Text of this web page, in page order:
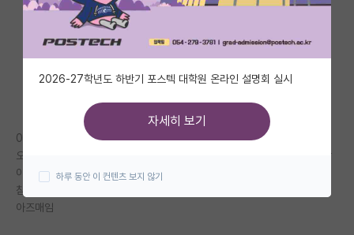
IF 명예의전당
자유 게시판(아무개랩)
미국 유학 게시판
미국 대학원 합격 후기 게시판
대학원 합격 후기 게시판
연구실(PI) 홍보 게시판
0. 주의사항
오로지 나의 경험에 한정된 이야기임. 편향된 이야기라고 너무 구박하지 말
아주시길 ㅠㅠ.
참고로 나는 과고 조졸 - 학부 4년 - 석사 2년 - 전문직 6년차 미혼이지만
아즈매임
2026-27학년도 하반기 포스텍 대학원 온라인 설명회 실시
자세히 보기
하루 동안 이 컨텐츠 보지 않기